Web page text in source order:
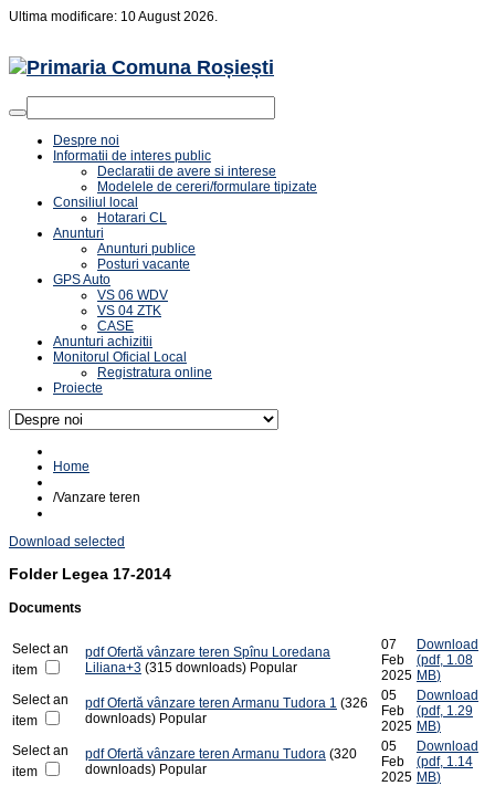
Ultima modificare: 10 August 2026.
Despre noi
Informatii de interes public
Declaratii de avere si interese
Modelele de cereri/formulare tipizate
Consiliul local
Hotarari CL
Anunturi
Anunturi publice
Posturi vacante
GPS Auto
VS 06 WDV
VS 04 ZTK
CASE
Anunturi achizitii
Monitorul Oficial Local
Registratura online
Proiecte
Home
/Vanzare teren
Download selected
Folder Legea 17-2014
Documents
Select an
item
pdf Ofertă vânzare teren Spînu Loredana
Liliana+3 (315 downloads) Popular
07
Feb
2025
Download
(pdf, 1.08
MB)
Select an
item
pdf Ofertă vânzare teren Armanu Tudora 1 (326
downloads) Popular
05
Feb
2025
Download
(pdf, 1.29
MB)
Select an
item
pdf Ofertă vânzare teren Armanu Tudora (320
downloads) Popular
05
Feb
2025
Download
(pdf, 1.14
MB)